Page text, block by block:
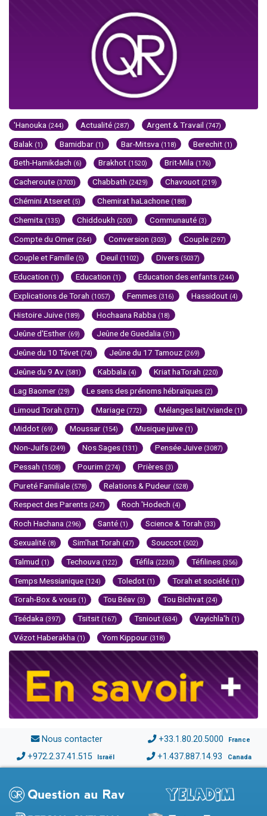
'Hanouka (244) Actualité (287) Argent & Travail (747)
Balak (1) Bamidbar (1) Bar-Mitsva (118) Berechit (1)
Beth-Hamikdach (6) Brakhot (1520) Brit-Mila (176)
Cacheroute (3703) Chabbath (2429) Chavouot (219)
Chémini Atseret (5) Chemirat haLachone (188)
Chemita (135) Chiddoukh (200) Communauté (3)
Compte du Omer (264) Conversion (303) Couple (297)
Couple et Famille (5) Deuil (1102) Divers (5037)
Education (1) Education (1) Education des enfants (244)
Explications de Torah (1057) Femmes (316) Hassidout (4)
Histoire Juive (189) Hochaana Rabba (18)
Jeûne d'Esther (69) Jeûne de Guedalia (51)
Jeûne du 10 Tévet (74) Jeûne du 17 Tamouz (269)
Jeûne du 9 Av (581) Kabbala (4) Kriat haTorah (220)
Lag Baomer (29) Le sens des prénoms hébraïques (2)
Limoud Torah (371) Mariage (772) Mélanges lait/viande (1)
Middot (69) Moussar (154) Musique juive (1)
Non-Juifs (249) Nos Sages (131) Pensée Juive (3087)
Pessah (1508) Pourim (274) Prières (3)
Pureté Familiale (578) Relations & Pudeur (528)
Respect des Parents (247) Roch 'Hodech (4)
Roch Hachana (296) Santé (1) Science & Torah (33)
Sexualité (8) Sim'hat Torah (47) Souccot (502)
Talmud (1) Techouva (122) Téfila (2230) Téfilines (356)
Temps Messianique (124) Toledot (1) Torah et société (1)
Torah-Box & vous (1) Tou Béav (3) Tou Bichvat (24)
Tsédaka (397) Tsitsit (167) Tsniout (634) Vayichla'h (1)
Vézot Haberakha (1) Yom Kippour (318)
Nous contacter +33.1.80.20.5000 France
+972.2.37.41.515 Israël +1.437.887.14.93 Canada